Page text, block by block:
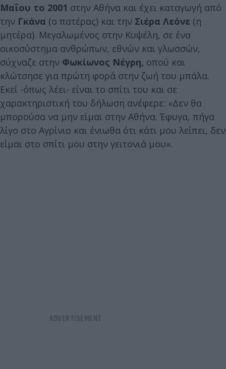
Μαΐου το 2001 στην Αθήνα και έχει καταγωγή από
την Γκάνα (ο πατέρας) και την Σιέρα Λεόνε (η
μητέρα). Μεγαλωμένος στην Κυψέλη, σε ένα
οικοσύστημα ανθρώπων, εθνών και γλωσσών,
σύχναζε στην Φωκίωνος Νέγρη, οπού και
κλώτσησε για πρώτη φορά στην ζωή του μπάλα.
Εκεί -όπως λέει- είναι το σπίτι του και σε
χαρακτηριστική του δήλωση ανέφερε: «Δεν θα
μπορούσα να μην είμαι στην Αθήνα. Έφυγα, πήγα
λίγο στο Αγρίνιο και ένιωθα ότι κάτι μου λείπει, δεν
είμαι στο σπίτι μου στην γειτονιά μου».